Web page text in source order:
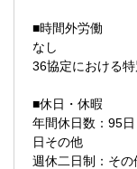
■時間外労働
なし
36協定における
■休日・休暇
年間休日数：95日
日その他
週休二日制：その